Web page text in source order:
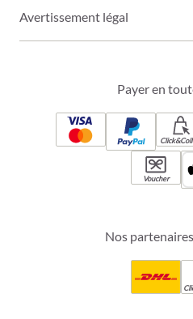
Avertissement légal
Payer en
Voucher
Nos